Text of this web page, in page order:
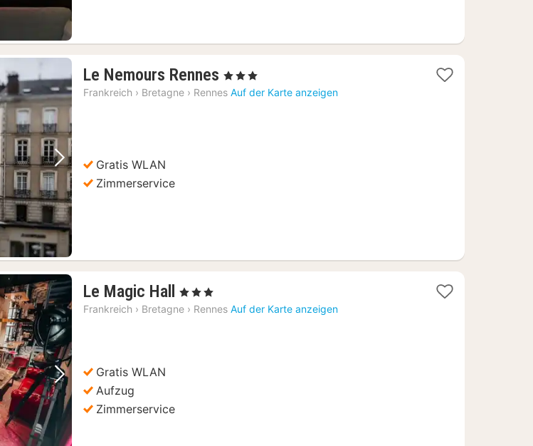
Nächstes Bild
Le Nemours Rennes 1
Nacht
, 3 Sterne
Frankreich › Bretagne › Rennes Auf der Karte anzeigen
Gratis WLAN
Zimmerservice
Nächstes Bild
Le Magic Hall 1
Nacht
, 3 Sterne
Frankreich › Bretagne › Rennes Auf der Karte anzeigen
Gratis WLAN
Aufzug
Zimmerservice